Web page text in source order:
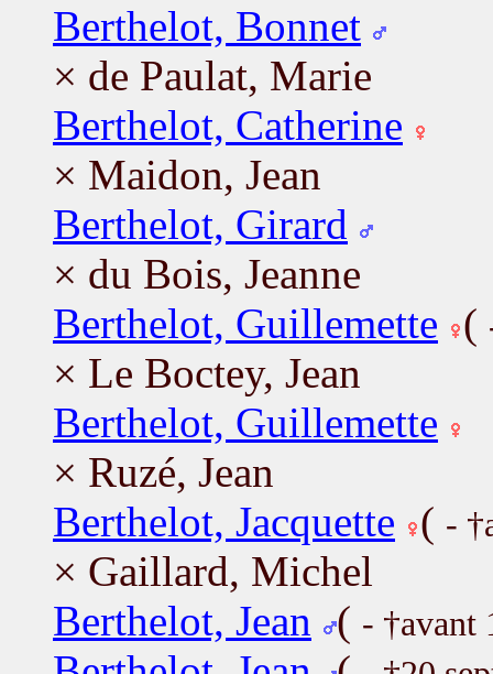
Berthelot, Bonnet
× de Paulat, Marie
Berthelot, Catherine
× Maidon, Jean
Berthelot, Girard
× du Bois, Jeanne
Berthelot, Guillemette (
× Le Boctey, Jean
Berthelot, Guillemette
× Ruzé, Jean
Berthelot, Jacquette ( -
× Gaillard, Michel
Berthelot, Jean
( - †avant